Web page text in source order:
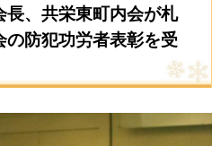
長、共栄東町内会が札
の防犯功労者表彰を受